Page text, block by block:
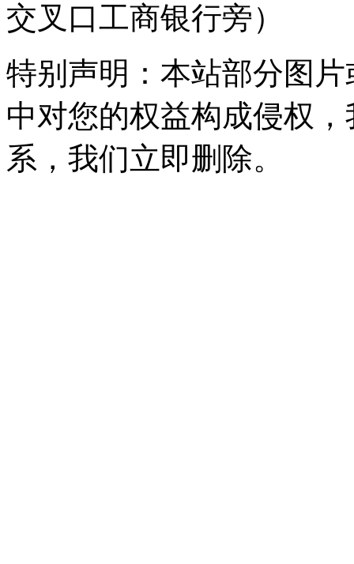
交叉口工商银行旁）
特别声明：本站部分图
中对您的权益构成侵权
系，我们立即删除。